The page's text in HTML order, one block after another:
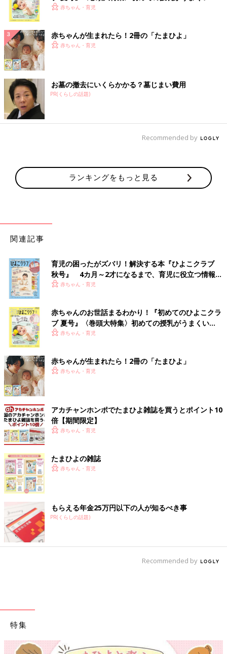
く！ おっぱい・ミルクの基本と夏のトラブル 解決テ
赤ちゃん・育児
赤ちゃんが生まれたら！2冊の「たまひよ」
赤ちゃん・育児
お墓の撤去にいくらかかる？墓じまい費用
PR(くらしの話題)
Recommended by
ランキングをもっと見る
関連記事
育児の困ったがズバリ！解決する本『ひよこクラブ
秋号』 4カ月～2才になるまで、育児に役立つ情報が
いっぱい！
赤ちゃん・育児
赤ちゃんのお世話まるわかり！『初めてのひよこクラ
ブ 夏号』〈巻頭大特集〉初めての授乳がうまくい
く！ おっぱい・ミルクの基本と夏のトラブル 解決テ
赤ちゃん・育児
赤ちゃんが生まれたら！2冊の「たまひよ」
赤ちゃん・育児
アカチャンホンポでたまひよ雑誌を買うとポイント10
倍【期間限定】
赤ちゃん・育児
たまひよの雑誌
赤ちゃん・育児
もらえる年金25万円以下の人が知るべき事
PR(くらしの話題)
Recommended by
特集